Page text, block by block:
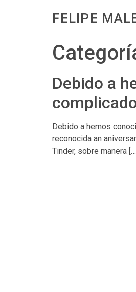
FELIPE
Debido a
Debido a hemos
reconocida an
Tinder, sobre manera